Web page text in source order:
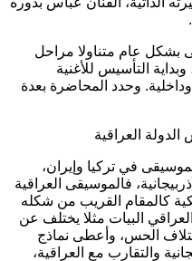
بشكل عام متناولا مراحل
التأسيس للأغنية
وحدد المحاضرة بعدة
العراقية
في تركيا وإيران،
فالموسيقى العراقية
كالمقام القريب من شكله
البيات مثلا يختلف عن
الحس، وأعطى نماذج
والتقارب مع العراقية،